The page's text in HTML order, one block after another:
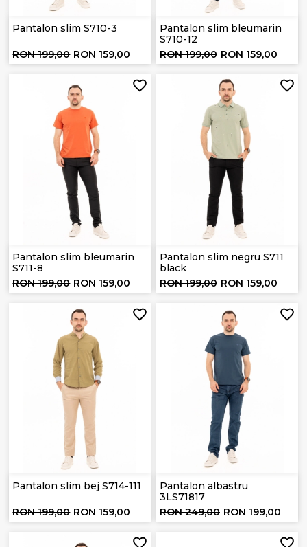
Pantalon slim S710-3
RON 199,00 RON 159,00
Pantalon slim bleumarin
S710-12
RON 199,00 RON 159,00
Pantalon slim bleumarin
S711-8
RON 199,00 RON 159,00
Pantalon slim negru S711
black
RON 199,00 RON 159,00
Pantalon slim bej S714-111
RON 199,00 RON 159,00
Pantalon albastru
3LS71817
RON 249,00 RON 199,00